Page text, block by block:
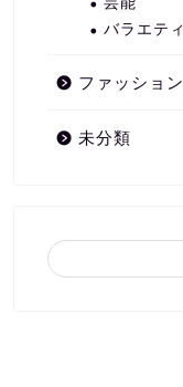
バラエティ
ファッション
未分類